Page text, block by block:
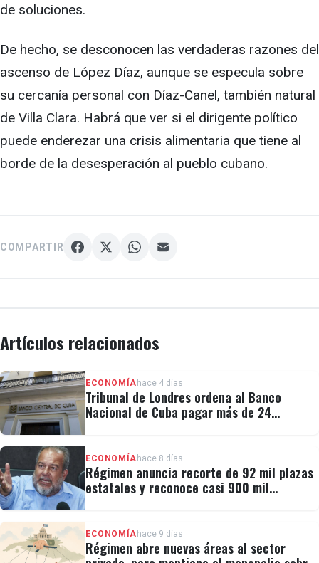
de soluciones.
De hecho, se desconocen las verdaderas razones del
ascenso de López Díaz, aunque se especula sobre
su cercanía personal con Díaz-Canel, también natural
de Villa Clara. Habrá que ver si el dirigente político
puede enderezar una crisis alimentaria que tiene al
borde de la desesperación al pueblo cubano.
COMPARTIR
Artículos relacionados
ECONOMÍA hace 4 días
Tribunal de Londres ordena al Banco
Nacional de Cuba pagar más de 24
ECONOMÍA hace 8 días
Régimen anuncia recorte de 92 mil plazas
estatales y reconoce casi 900 mil
ECONOMÍA hace 9 días
Régimen abre nuevas áreas al sector